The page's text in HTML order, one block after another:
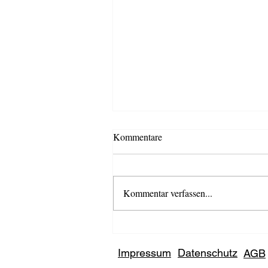
Kommentare
Kommentar verfassen...
Impressum Datenschutz AGB